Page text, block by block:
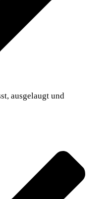
ausgelaugt und